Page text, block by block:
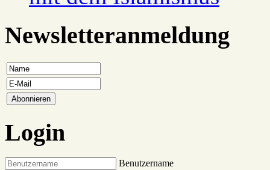
Newsletteranmeldung
Login
Benutzername